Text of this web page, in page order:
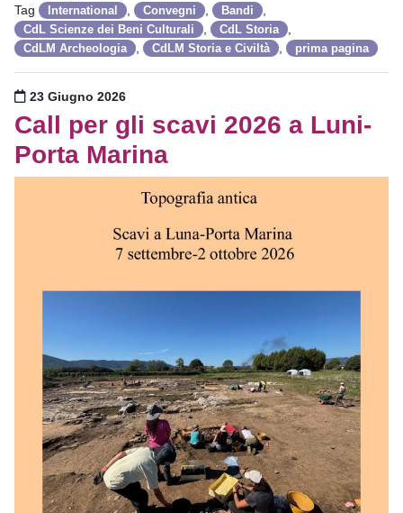
Tag
International , Convegni , Bandi ,
CdL Scienze dei Beni Culturali , CdL Storia ,
CdLM Archeologia , CdLM Storia e Civiltà , prima pagina
Pubblicato il
23 Giugno 2026
Call per gli scavi 2026 a Luni-
Porta Marina